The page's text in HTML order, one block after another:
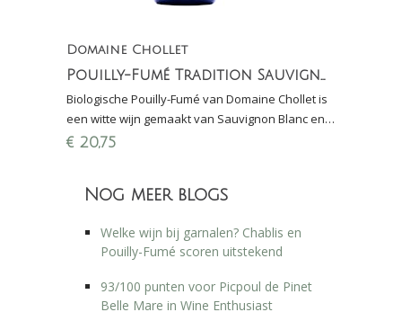
Domaine Chollet
Pouilly-Fumé Tradition Sauvignon Blanc (biologisch)
Biologische Pouilly-Fumé van Domaine Chollet is
een witte wijn gemaakt van Sauvignon Blanc en
één van de beroemdste wijnen van Frankrijk
€ 20,75
Nog meer blogs
Welke wijn bij garnalen? Chablis en
Pouilly-Fumé scoren uitstekend
93/100 punten voor Picpoul de Pinet
Belle Mare in Wine Enthusiast